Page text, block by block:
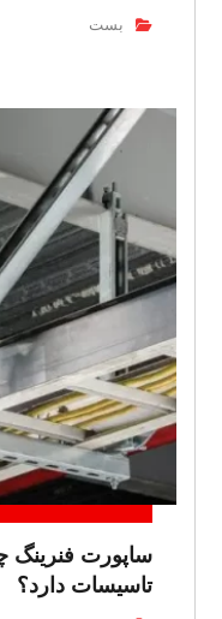
بست
ساپورت فنرینگ
تاسیسات دارد؟